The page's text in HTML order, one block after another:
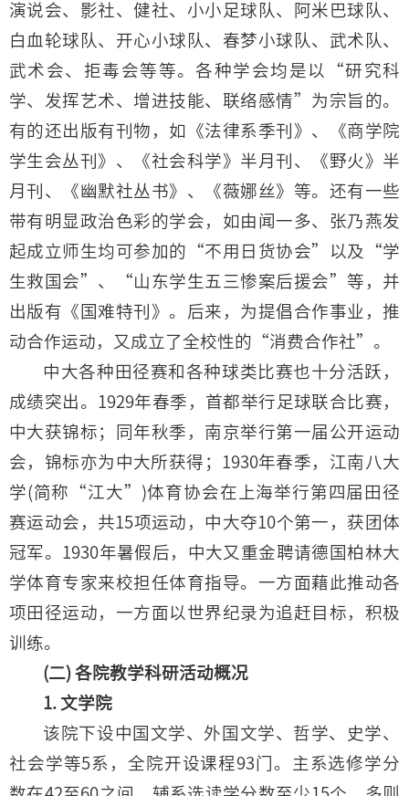
演说会、影社、健社、小小足球队、阿米巴球队、
白血轮球队、开心小球队、春梦小球队、武术队、
武术会、拒毒会等等。各种学会均是以“研究科
学、发挥艺术、增进技能、联络感情”为宗旨的。
有的还出版有刊物，如《法律系季刊》、《商学院
学生会丛刊》、《社会科学》半月刊、《野火》半
月刊、《幽默社丛书》、《薇娜丝》等。还有一些
带有明显政治色彩的学会，如由闻一多、张乃燕发
起成立师生均可参加的“不用日货协会”以及“学
生救国会”、“山东学生五三惨案后援会”等，并
出版有《国难特刊》。后来，为提倡合作事业，推
动合作运动，又成立了全校性的“消费合作社”。
中大各种田径赛和各种球类比赛也十分活跃，
成绩突出。1929年春季，首都举行足球联合比赛，
中大获锦标；同年秋季，南京举行第一届公开运动
会，锦标亦为中大所获得；1930年春季，江南八大
学(简称“江大”)体育协会在上海举行第四届田径
赛运动会，共15项运动，中大夺10个第一，获团体
冠军。1930年暑假后，中大又重金聘请德国柏林大
学体育专家来校担任体育指导。一方面藉此推动各
项田径运动，一方面以世界纪录为追赶目标，积极
训练。
(二) 各院教学科研活动概况
1. 文学院
该院下设中国文学、外国文学、哲学、史学、
社会学等5系，全院开设课程93门。主系选修学分